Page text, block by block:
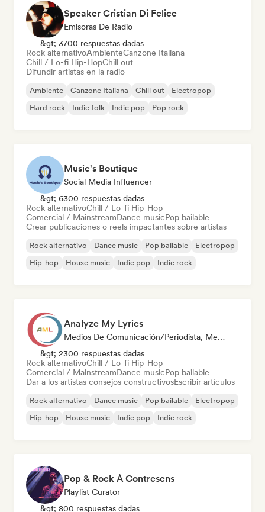
Speaker Cristian Di Felice
Emisoras De Radio
&gt; 3700 respuestas dadas
Rock alternativoAmbienteCanzone Italiana
Chill / Lo-fi Hip-HopChill out
Difundir artistas en la radio
Ambiente Canzone Italiana Chill out
Electropop
Hard rock
Indie folk Indie pop Pop rock
Music's Boutique
Social Media Influencer
&gt; 6300 respuestas dadas
Rock alternativoChill / Lo-fi Hip-Hop
Comercial / MainstreamDance musicPop bailable
Crear publicaciones o reels impactantes sobre artistas
Rock alternativo Dance music Pop bailable
Electropop
Hip-hop
House music Indie pop Indie rock
Analyze My Lyrics
Medios De Comunicación/Periodista, Mentor
&gt; 2300 respuestas dadas
Rock alternativoChill / Lo-fi Hip-Hop
Comercial / MainstreamDance musicPop bailable
Dar a los artistas consejos constructivosEscribir artículos
Rock alternativo Dance music Pop bailable
Electropop
Hip-hop
House music Indie pop Indie rock
Pop & Rock À Contresens
Playlist Curator
&gt; 800 respuestas dadas